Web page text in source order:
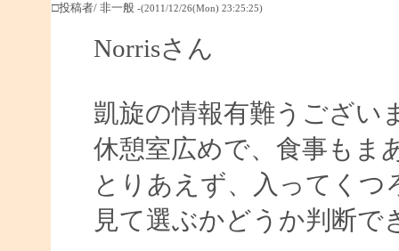
□投稿者/ 非一般 -(2011/12/26(Mon) 23:25:25)
Norrisさん
凱旋の情報有難うござい
休憩室広めで、食事もま
とりあえず、入ってくつ
見て選ぶかどうか判断で